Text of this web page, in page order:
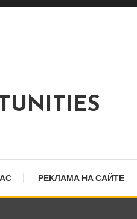
РЕКЛАМА НА САЙТЕ